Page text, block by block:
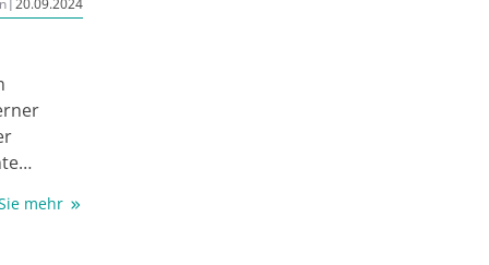
mehr